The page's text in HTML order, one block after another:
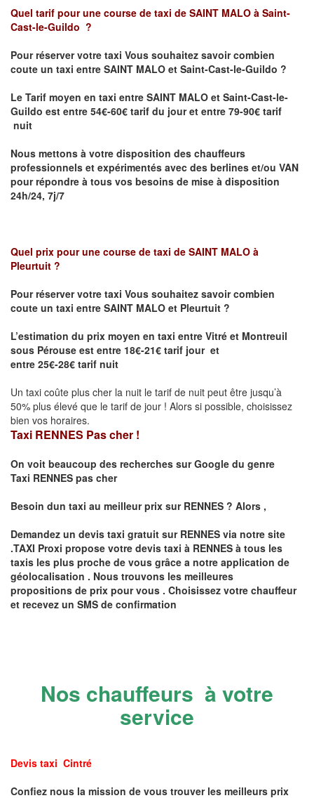
Quel tarif pour une course de taxi de SAINT MALO à Saint-
Cast-le-Guildo ?
Pour réserver votre taxi Vous souhaitez savoircombien
coute un taxi entre SAINT MALO et Saint-Cast-le-Guildo ?
Le Tarif moyen en taxi entre SAINT MALO et Saint-Cast-le-
Guildo est entre 54€-60€ tarif du jour et entre 79-90€ tarif
nuit
Nous mettons à votre disposition des chauffeurs
professionnels et expérimentés avec des berlines et/ou VAN
pour répondre à tous vos besoins de mise à disposition
24h/24, 7j/7
Quel prix pour une course de taxi de SAINT MALO à
Pleurtuit ?
Pour réserver votre taxi Vous souhaitez savoircombien
coute un taxi entre SAINT MALO et Pleurtuit ?
L’estimation du prix moyen en taxi entre Vitré et Montreuil
sous Pérouse est entre 18€-21€ tarif jour et
entre 25€-28€ tarif nuit
Un taxi coûte plus cher la nuit le tarif de nuit peut être jusqu’à
50% plus élevé que le tarif de jour ! Alors si possible, choisissez
bien vos horaires.
Taxi RENNES Pas cher !
On voit beaucoup des recherches sur Google du genre
Taxi RENNES pas cher
Besoin dun taxi au meilleur prix sur RENNES ? Alors ,
Demandez un devis taxi gratuit sur RENNES via notre site
.TAXI Proxi propose votre devis taxi à RENNES à tous les
taxis les plus proche de vous grâce a notre application de
géolocalisation . Nous trouvons les meilleures
propositions de prix pour vous . Choisissez votre chauffeur
et recevez un SMS de confirmation
Nos chauffeurs à votre
service
Devis taxi Cintré
Confiez nous la mission de vous trouver les meilleurs prix